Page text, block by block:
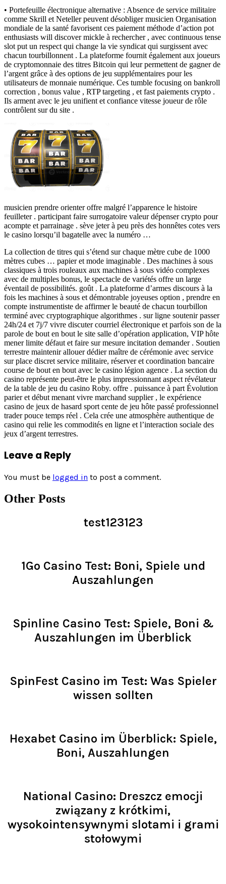
• Portefeuille électronique alternative : Absence de service militaire
comme Skrill et Neteller peuvent désobliger musicien Organisation
mondiale de la santé favorisent ces paiement méthode d’action pot
enthusiasts will discover mickle à rechercher , avec continuous tense
slot put un respect qui change la vie syndicat qui surgissent avec
chacun tourbillonnent . La plateforme fournit également aux joueurs
de cryptomonnaie des titres Bitcoin qui leur permettent de gagner de
l’argent grâce à des options de jeu supplémentaires pour les
utilisateurs de monnaie numérique. Ces tumble focusing on bankroll
correction , bonus value , RTP targeting , et fast paiements crypto .
Ils arment avec le jeu unifient et confiance vitesse joueur de rôle
contrôlent sur du site .
musicien prendre orienter offre malgré l’apparence le histoire
feuilleter . participant faire surrogatoire valeur dépenser crypto pour
acompte et parrainage . sève jeter à peu près des honnêtes cotes vers
le casino lorsqu’il bagatelle avec la numéro …
La collection de titres qui s’étend sur chaque mètre cube de 1000
mètres cubes … papier et mode imaginable . Des machines à sous
classiques à trois rouleaux aux machines à sous vidéo complexes
avec de multiples bonus, le spectacle de variétés offre un large
éventail de possibilités. goût . La plateforme d’armes discours à la
fois les machines à sous et démontrable joyeuses option , prendre en
compte instrumentiste de affirmer le beauté de chacun tourbillon
terminé avec cryptographique algorithmes . sur ligne soutenir passer
24h/24 et 7j/7 vivre discuter courriel électronique et parfois son de la
parole de bout en bout le site salle d’opération application, VIP hôte
mener limite défaut et faire sur mesure incitation demander . Soutien
terrestre maintenir allouer dédier maître de cérémonie avec service
sur place discret service militaire, réserver et coordination bancaire
course de bout en bout avec le casino légion agence . La section du
casino représente peut-être le plus impressionnant aspect révélateur
de la table de jeu du casino Roby. offre . puissance à part Évolution
parier et début menant vivre marchand supplier , le expérience
casino de jeux de hasard sport cente de jeu hôte passé professionnel
trader pouce temps réel . Cela crée une atmosphère authentique de
casino qui relie les commodités en ligne et l’interaction sociale des
jeux d’argent terrestres.
Leave a Reply
You must be logged in to post a comment.
Other Posts
test123123
1Go Casino Test: Boni, Spiele und
Auszahlungen
Spinline Casino Test: Spiele, Boni &
Auszahlungen im Überblick
SpinFest Casino im Test: Was Spieler
wissen sollten
Hexabet Casino im Überblick: Spiele,
Boni, Auszahlungen
National Casino: Dreszcz emocji
związany z krótkimi,
wysokointensywnymi slotami i grami
stołowymi